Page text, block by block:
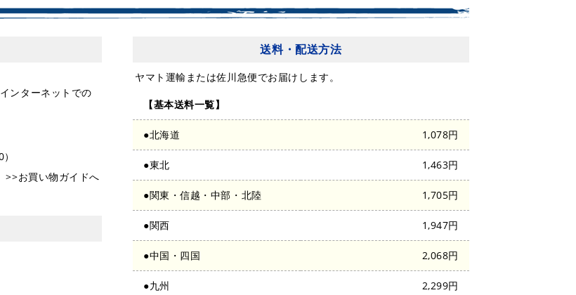
ンターネットでの
>>お買い物ガイドへ
送料・配送方法
ヤマト運輸または佐川急便でお届けします。
【基本送料一覧】
●北海道 1,078円
●東北 1,463円
●関東・信越・中部・北陸 1,705円
●関西 1,947円
●中国・四国 2,068円
●九州 2,299円